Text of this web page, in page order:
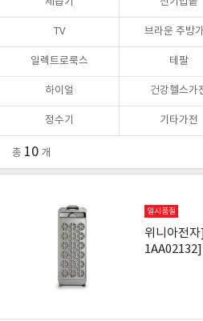
TV 브라운 주방
일렉트로룩스 테팔
하이얼 건강헬스가
정수기 기타가전
총 10 개
일시품절
위니아전
1AA02132]